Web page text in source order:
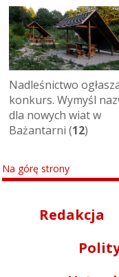
Nadleśnictwo
konkurs. Wymyśl
dla nowych wiat w
Bażantarni (12)
Na górę strony
Redakcja